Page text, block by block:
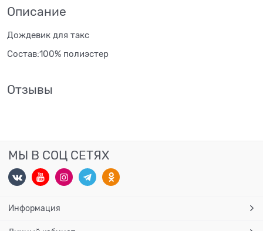
Описание
Дождевик для такс
Состав:100% полиэстер
Отзывы
МЫ В СОЦ СЕТЯХ
Информация